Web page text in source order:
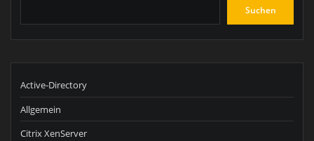
Suchen
Active-Directory
Allgemein
Citrix XenServer